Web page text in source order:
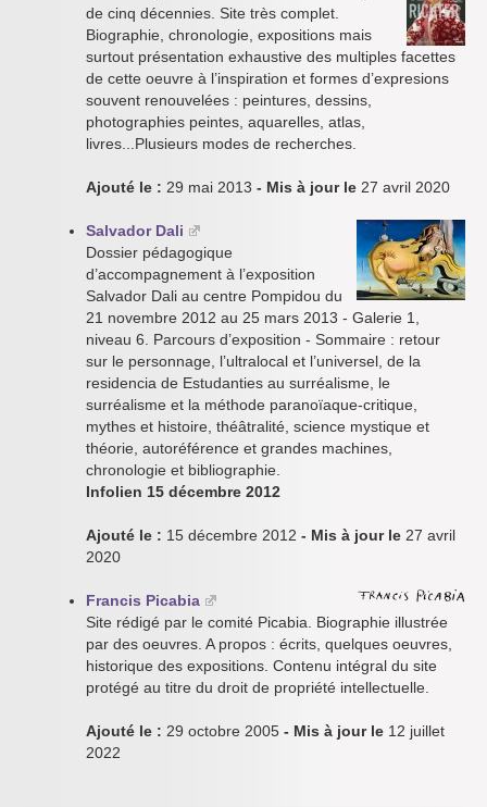
de cinq décennies. Site très complet.
Biographie, chronologie, expositions mais
surtout présentation exhaustive des multiples facettes
de cette oeuvre à l’inspiration et formes d’expresions
souvent renouvelées : peintures, dessins,
photographies peintes, aquarelles, atlas,
livres...Plusieurs modes de recherches.
Ajouté le : 29 mai 2013 - Mis à jour le 27 avril 2020
Salvador Dali
Dossier pédagogique
d’accompagnement à l’exposition
Salvador Dali au centre Pompidou du
21 novembre 2012 au 25 mars 2013 - Galerie 1,
niveau 6. Parcours d’exposition - Sommaire : retour
sur le personnage, l’ultralocal et l’universel, de la
residencia de Estudanties au surréalisme, le
surréalisme et la méthode paranoïaque-critique,
mythes et histoire, théâtralité, science mystique et
théorie, autoréférence et grandes machines,
chronologie et bibliographie.
Infolien 15 décembre 2012
Ajouté le : 15 décembre 2012 - Mis à jour le 27 avril
2020
Francis Picabia
Site rédigé par le comité Picabia. Biographie illustrée
par des oeuvres. A propos : écrits, quelques oeuvres,
historique des expositions. Contenu intégral du site
protégé au titre du droit de propriété intellectuelle.
Ajouté le : 29 octobre 2005 - Mis à jour le 12 juillet
2022